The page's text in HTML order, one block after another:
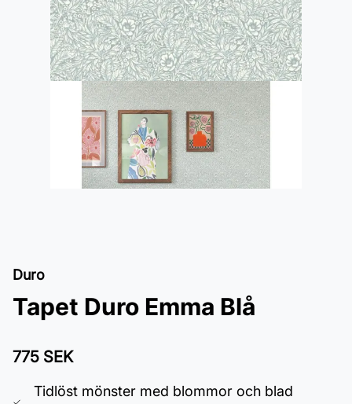
Duro
Tapet Duro Emma Blå
775 SEK
Tidlöst mönster med blommor och blad